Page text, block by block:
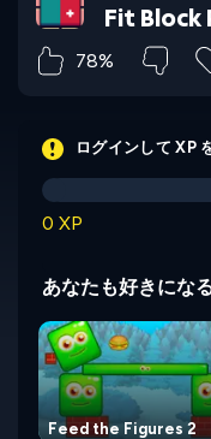
Fit Block
78%
ログインして XP
0 XP
あなたも好きにな
Feed the Figures 2